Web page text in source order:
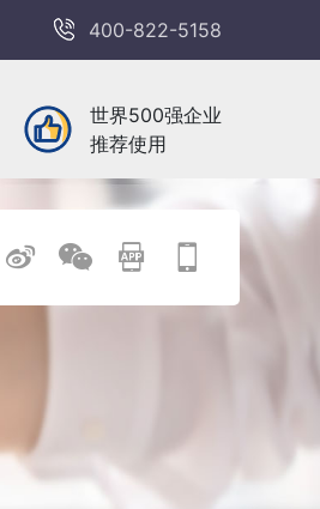
400-822-5158
世界500强企业
推荐使用